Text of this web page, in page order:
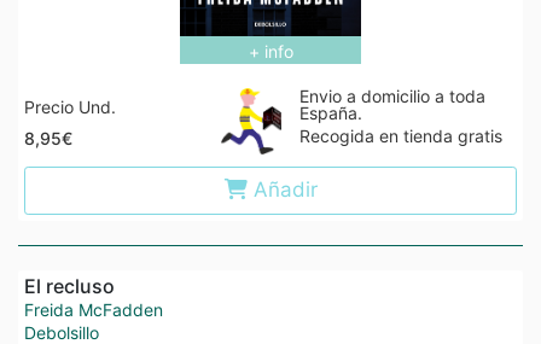
+ info
Precio Und.
8,95€
Envio a domicilio a toda
España.
Recogida en tienda gratis
Añadir
El recluso
Freida McFadden
Debolsillo